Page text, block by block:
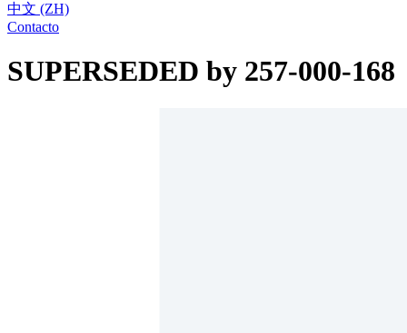
中文 (ZH)
Contacto
SUPERSEDED by 257-000-168